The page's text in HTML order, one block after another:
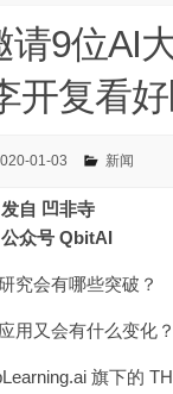
请9位AI
开复看
01-03 新闻
自 凹非寺
众号 QbitAI
会有哪些突破？
又会有什么变化？
旗下的